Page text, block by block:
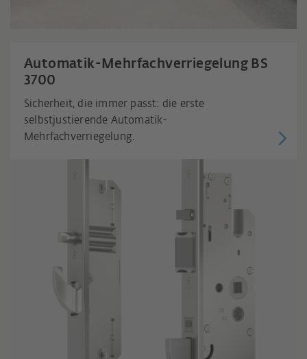
Automatik-Mehrfachverriegelung BS
3700
Sicherheit, die immer passt: die erste
selbstjustierende Automatik-
Mehrfachverriegelung.